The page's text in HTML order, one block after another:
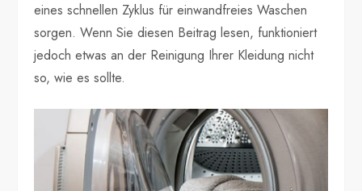
eines schnellen Zyklus für einwandfreies Waschen
sorgen. Wenn Sie diesen Beitrag lesen, funktioniert
jedoch etwas an der Reinigung Ihrer Kleidung nicht
so, wie es sollte.